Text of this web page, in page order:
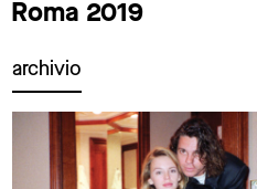
Roma 2019
archivio